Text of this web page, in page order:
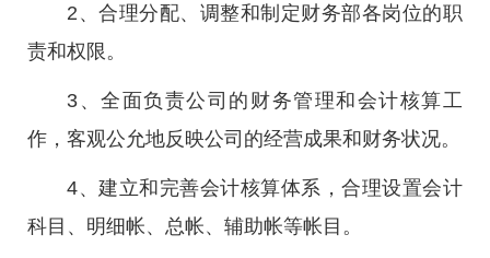
2、合理分配、调整和制定财务部各岗位的职
责和权限。
3、全面负责公司的财务管理和会计核算工
作，客观公允地反映公司的经营成果和财务状况。
4、建立和完善会计核算体系，合理设置会计
科目、明细帐、总帐、辅助帐等帐目。